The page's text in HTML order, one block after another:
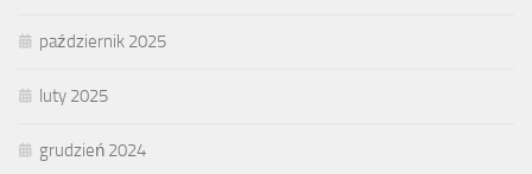
październik 2025
luty 2025
grudzień 2024